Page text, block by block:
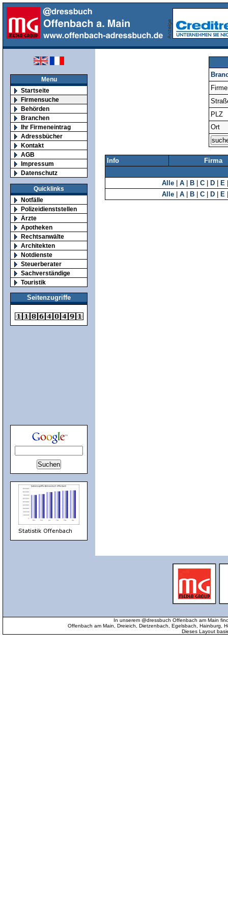
Menu
Startseite
Firmensuche
Behörden
Branchen
Ihr Firmeneintrag
Adressbücher
Kontakt
AGB
Impressum
Datenschutz
Quicklinks
Notfälle
Polizeidienststellen
Ärzte
Apotheken
Rechtsanwälte
Architekten
Notdienste
Steuerberater
Sachverständige
Touristik
Seitenzugriffe
PLZ
Ort
Info Firma
Alle A B C D E
Alle
A B C D E
In unserem @dressbuch Offenbach am Main
Offenbach am Main, Dreieich, Dietzenbach, Egelsbach, Hainburg,
Dieses Layout